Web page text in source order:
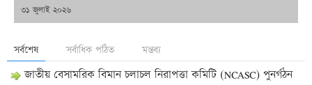
POSTED
ON
৩১ জুলাই ২০২৬
সর্বশেষ সর্বাধিক পঠিত মন্তব্য
জাতীয় বেসামরিক বিমান চলাচল নিরাপত্তা কমিটি (NCASC) পুনর্গঠন